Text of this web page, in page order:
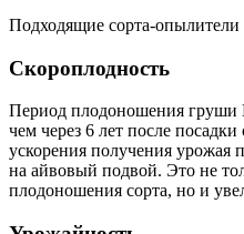
Подходящие сорта-
Скороплодность
Период плодоношения груши
чем через 6 лет после
ускорения получения урожая
на айвовый подвой. Это не
плодоношения сорта, но и